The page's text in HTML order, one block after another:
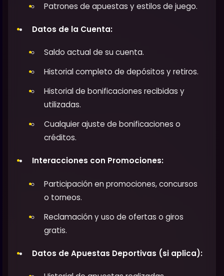
Patrones de apuestas y estilos de juego.
Datos de la Cuenta:
Saldo actual de su cuenta.
Historial completo de depósitos y retiros.
Historial de bonificaciones recibidas y
utilizadas.
Cualquier ajuste de bonificaciones o
créditos.
Interacciones con Promociones:
Participación en promociones, concursos
o torneos.
Reclamación y uso de ofertas o giros
gratis.
Datos de Apuestas Deportivas (si aplica):